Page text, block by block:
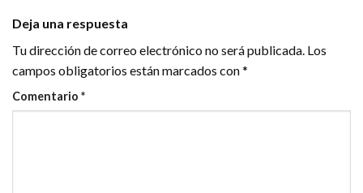
Deja una respuesta
Tu dirección de correo electrónico no será publicada. Los
campos obligatorios están marcados con*
Comentario *